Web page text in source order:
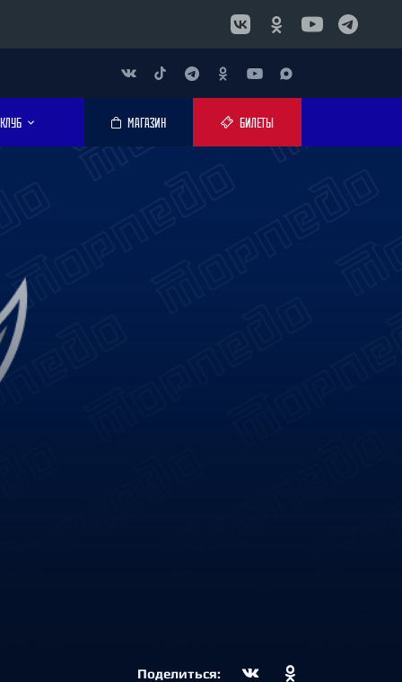
КЛУБ МАГАЗИН БИЛЕТЫ
Поделиться: